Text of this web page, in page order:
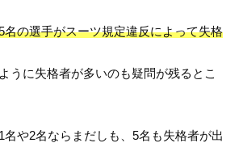
名の選手がスーツ規定違反によって失格
うに失格者が多いのも疑問が残るとこ
名や2名ならまだしも、5名も失格者が出